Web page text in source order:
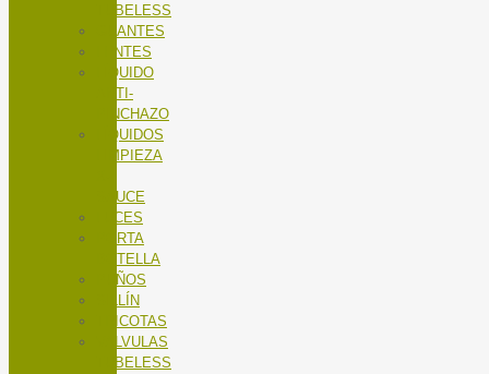
TUBELESS
GUANTES
LENTES
LÍQUIDO
ANTI-
PINCHAZO
LÍQUIDOS
LIMPIEZA
SAUCE
LUCES
PORTA
BOTELLA
PUÑOS
SILLÍN
TRICOTAS
VALVULAS
TUBELESS